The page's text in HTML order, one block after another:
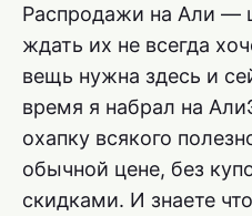
Распродажи на Али —
ждать их не всегда
вещь нужна здесь и
время я набрал на
охапку всякого
обычной цене, без
скидками. И знаете